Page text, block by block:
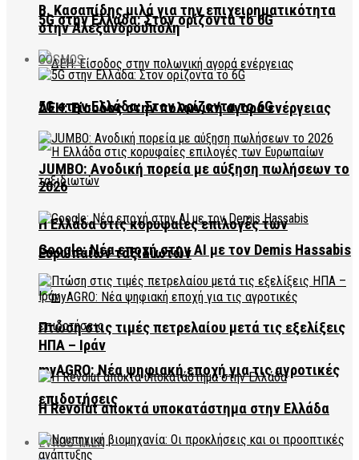
5G στην Ελλάδα: Στον ορίζοντα το 6G
ΔΕΗ: Είσοδος στην πολωνική αγορά ενέργειας
Η Ελλάδα στις κορυφαίες επιλογές των
Ευρωπαίων ταξιδιωτών
myAGRO: Νέα ψηφιακή εποχή για τις αγροτικές
επιδοτήσεις
EVROS TALK
Β. Κασαπίδης μιλά για την επιχειρηματικότητα
στην Αλεξανδρούπολη
COSMOS
5G στην Ελλάδα: Στον ορίζοντα το 6G
JUMBO: Ανοδική πορεία με αύξηση πωλήσεων το
2026
Google: Νέα εποχή στην AI με τον Demis Hassabis
Πτώση στις τιμές πετρελαίου μετά τις εξελίξεις
ΗΠΑ – Ιράν
Η Revolut αποκτά υποκατάστημα στην Ελλάδα